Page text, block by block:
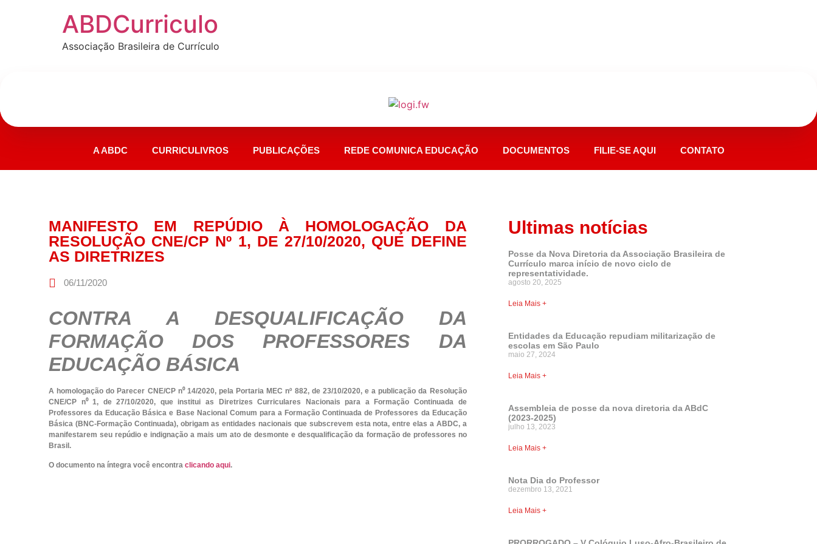
ABDCurriculo
Associação Brasileira de Currículo
A ABDC CURRICULIVROS PUBLICAÇÕES REDE COMUNICA EDUCAÇÃO DOCUMENTOS FILIE-SE AQUI CONTATO
MANIFESTO EM REPÚDIO À HOMOLOGAÇÃO DA
RESOLUÇÃO CNE/CP Nº 1, DE 27/10/2020, QUE DEFINE
AS DIRETRIZES
06/11/2020
CONTRA A DESQUALIFICAÇÃO DA
FORMAÇÃO DOS PROFESSORES DA
EDUCAÇÃO BÁSICA
A homologação do Parecer CNE/CP n⁰ 14/2020, pela Portaria MEC nº 882, de 23/10/2020, e a publicação da Resolução
CNE/CP n⁰ 1, de 27/10/2020, que institui as Diretrizes Curriculares Nacionais para a Formação Continuada de
Professores da Educação Básica e Base Nacional Comum para a Formação Continuada de Professores da Educação
Básica (BNC-Formação Continuada), obrigam as entidades nacionais que subscrevem esta nota, entre elas a ABDC, a
manifestarem seu repúdio e indignação a mais um ato de desmonte e desqualificação da formação de professores no
Brasil.
O documento na íntegra​ você encontra clicando aqui.
Ultimas notícias
Posse da Nova Diretoria da Associação Brasileira de
Currículo marca início de novo ciclo de
representatividade.
agosto 20, 2025
Leia Mais +
Entidades da Educação repudiam militarização de
escolas em São Paulo
maio 27, 2024
Leia Mais +
Assembleia de posse da nova diretoria da ABdC
(2023-2025)
julho 13, 2023
Leia Mais +
Nota Dia do Professor
dezembro 13, 2021
Leia Mais +